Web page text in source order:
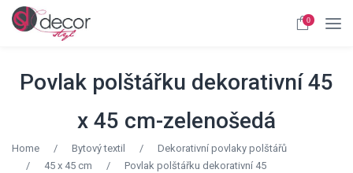
0
Povlak polštářku dekorativní 45
x 45 cm-zelenošedá
Home / Bytový textil /
Dekorativní povlaky polštářů
/
45 x 45 cm / Povlak polštářku dekorativní 45